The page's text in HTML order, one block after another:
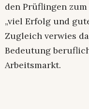
den Prüflingen
„viel Erfolg und
Zugleich verwies
Bedeutung
Arbeitsmarkt.